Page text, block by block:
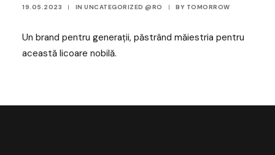
19.05.2023 | IN UNCATEGORIZED @RO | BY TOMORROW
Un brand pentru generații, păstrând măiestria pentru
această licoare nobilă.